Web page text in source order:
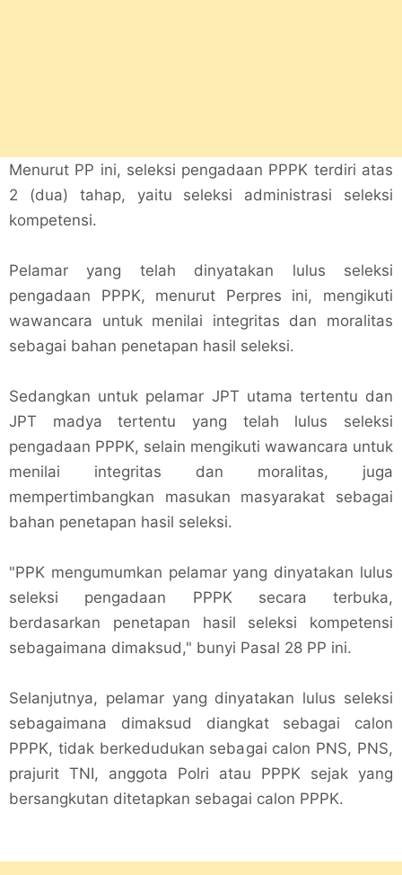
Menurut PP ini, seleksi pengadaan PPPK terdiri atas
2 (dua) tahap, yaitu seleksi administrasi seleksi
kompetensi.
Pelamar yang telah dinyatakan lulus seleksi
pengadaan PPPK, menurut Perpres ini, mengikuti
wawancara untuk menilai integritas dan moralitas
sebagai bahan penetapan hasil seleksi.
Sedangkan untuk pelamar JPT utama tertentu dan
JPT madya tertentu yang telah lulus seleksi
pengadaan PPPK, selain mengikuti wawancara untuk
menilai integritas dan moralitas, juga
mempertimbangkan masukan masyarakat sebagai
bahan penetapan hasil seleksi.
"PPK mengumumkan pelamar yang dinyatakan lulus
seleksi pengadaan PPPK secara terbuka,
berdasarkan penetapan hasil seleksi kompetensi
sebagaimana dimaksud," bunyi Pasal 28 PP ini.
Selanjutnya, pelamar yang dinyatakan lulus seleksi
sebagaimana dimaksud diangkat sebagai calon
PPPK, tidak berkedudukan sebagai calon PNS, PNS,
prajurit TNI, anggota Polri atau PPPK sejak yang
bersangkutan ditetapkan sebagai calon PPPK.